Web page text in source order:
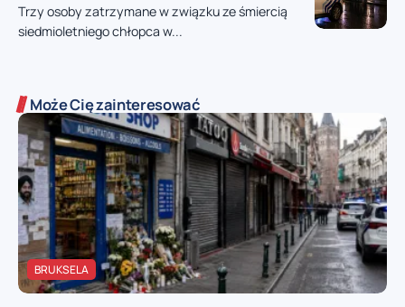
Trzy osoby zatrzymane w związku ze śmiercią
siedmioletniego chłopca w...
Może Cię zainteresować
BRUKSELA